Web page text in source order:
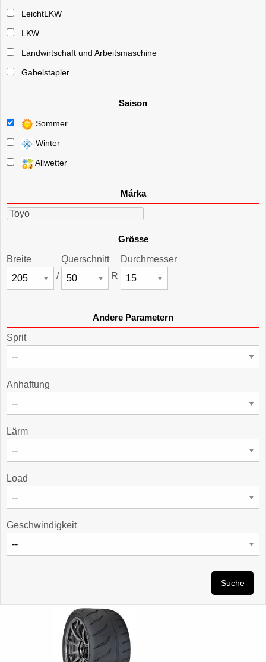
LeichtLKW
LKW
Landwirtschaft und Arbeitsmaschine
Gabelstapler
Saison
Sommer
Winter
Allwetter
Márka
Toyo
Grösse
Breite
/
Querschnitt
R
Durchmesser
Andere Parametern
Sprit
Anhaftung
Lärm
Load
Geschwindigkeit
Suche